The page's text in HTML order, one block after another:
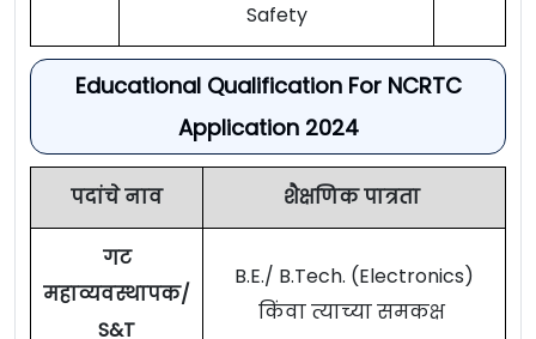
Safety
Educational Qualification For NCRTC
Application 2024
पदांचे नाव शैक्षणिक पात्रता
गट
महाव्यवस्थापक/
S&T
B.E./ B.Tech. (Electronics)
किंवा त्याच्या समकक्ष